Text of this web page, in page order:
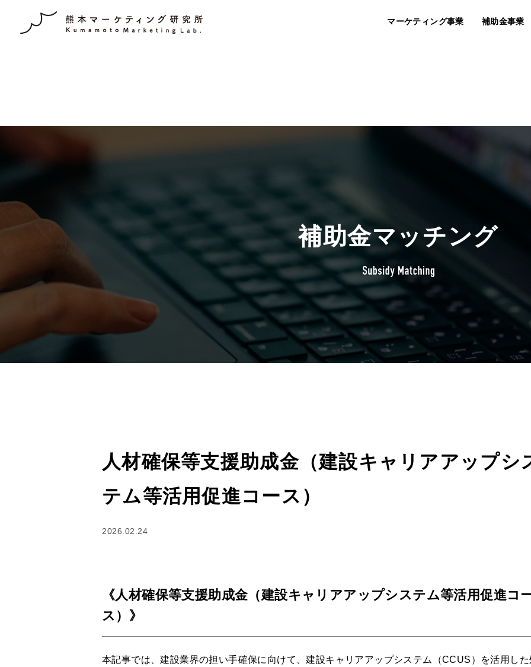
マーケティング事業 補助金事業
補助金マッチング
人材確保等支援助成金（建設キャリアアップシ
テム等活用促進コース）
2026.02.24
《人材確保等支援助成金（建設キャリアアップシステム等活用促進コ
ス）》
本記事では、建設業界の担い手確保に向けて、建設キャリアアップシステム（CCUS）を活用した